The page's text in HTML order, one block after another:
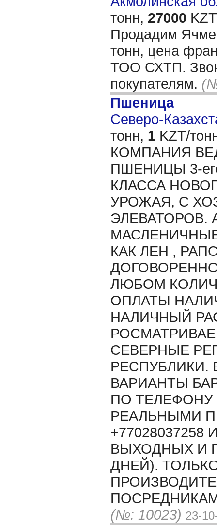
тонн, 27000
Продадим
тонн, цена
ТОО СХТП.
покупателям.
Пшеница
Северо-
тонн, 1 KZT/
КОМПАНИЯ
ПШЕНИЦЫ 3-его
КЛАССА
УРОЖАЯ, С
ЭЛЕВАТОРОВ.
КАК ЛЕН ,
ЛЮБОМ
ОПЛАТЫ
НАЛИЧНЫЙ
СЕВЕРНЫЕ
ВАРИАНТЫ
ПО ТЕЛЕФОНУ
РЕАЛЬНЫМИ
ВЫХОДНЫХ И
ДНЕЙ).
(№: 10023) 23-